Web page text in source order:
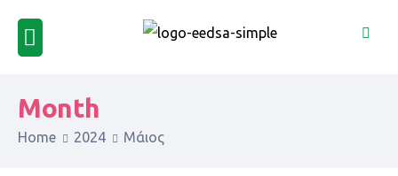
Month
Home 2024 Μάιος